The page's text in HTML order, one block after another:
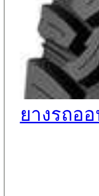
ยางรถออ